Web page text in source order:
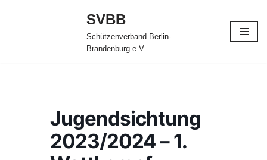
SVBB
Schützenverband Berlin-
Brandenburg e.V.
Jugendsichtung
2023/2024 – 1.